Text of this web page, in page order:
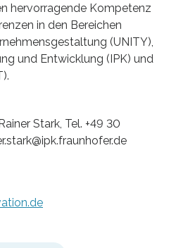
hervorragende Kompetenz
in den Bereichen
(UNITY),
und Entwicklung (IPK) und
Stark, Tel. +49 30